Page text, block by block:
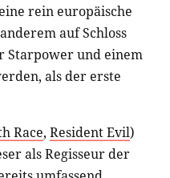
rein europäische
auf Schloss
Starpower und einem
als der erste
Race, Resident Evil)
als Regisseur der